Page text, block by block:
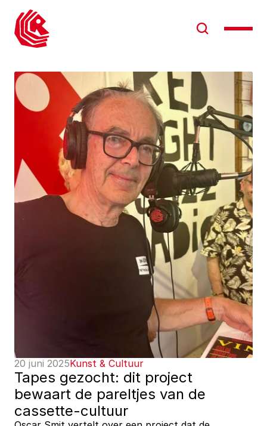
20 juni 2025Kunst & Cultuur
Tapes gezocht: dit project
bewaart de pareltjes van de
cassette-cultuur